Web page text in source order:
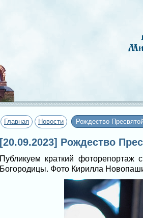
Главная Новости Рождество
[20.09.2023] Рождество
Публикуем краткий
Богородицы. Фото Кирилла